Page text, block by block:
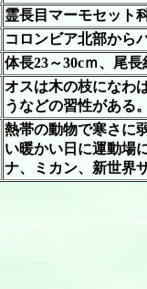
霊長目マーモセット
コロンビア北部から
体長23～30cｍ、尾
オスは木の枝になわ
うなどの習性がある
熱帯の動物で寒さに
い暖かい日に運動場
ナ、ミカン、新世界